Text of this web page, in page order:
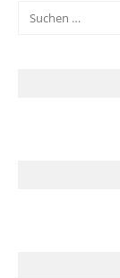
Suchen